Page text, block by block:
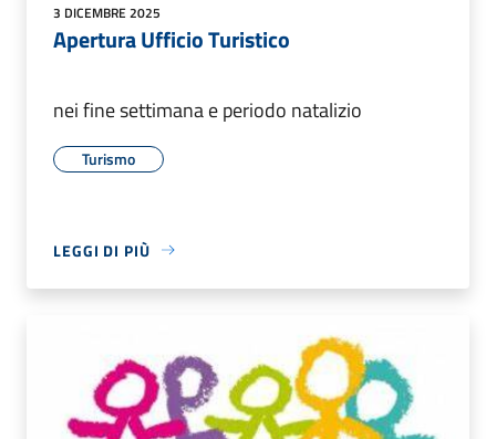
3 DICEMBRE 2025
Apertura Ufficio Turistico
nei fine settimana e periodo natalizio
Turismo
LEGGI DI PIÙ